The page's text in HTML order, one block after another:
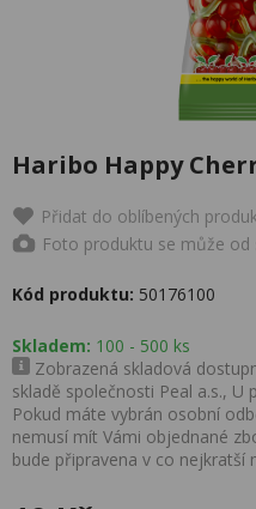
Haribo Happy
Přidat do oblíbených
Foto produktu se může od
Kód produktu: 50176100
Skladem: 100 - 500 ks
Zobrazená skladová
skladě společnosti Peal a.s., U
Pokud máte vybrán osobní
nemusí mít Vámi objednané
bude připravena v co nejkratší